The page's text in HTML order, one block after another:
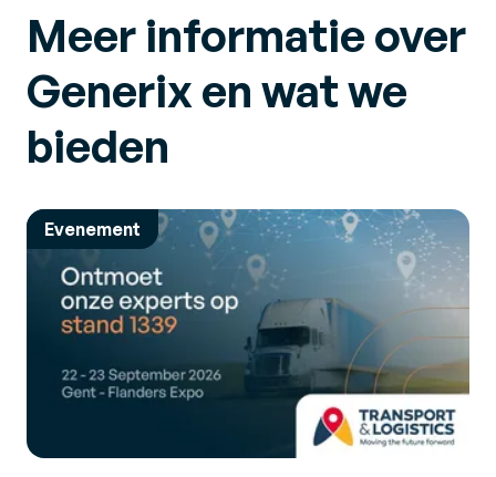
Meer informatie over
Generix en wat we
bieden
Evenement